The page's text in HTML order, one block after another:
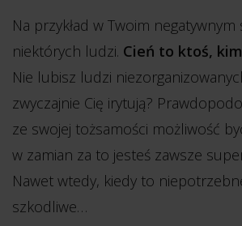
Na przykład w Twoim
niektórych ludzi. Cień to ktoś,
Nie lubisz ludzi
zwyczajnie Cię irytują?
ze swojej tożsamości możliwość
w zamian za to jesteś zawsze
Nawet wtedy, kiedy to
szkodliwe…